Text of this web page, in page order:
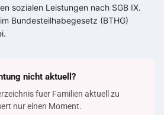
sozialen Leistungen nach SGB IX.
Bundesteilhabegesetz (BTHG)
nicht aktuell?
fuer Familien aktuell zu
nur einen Moment.